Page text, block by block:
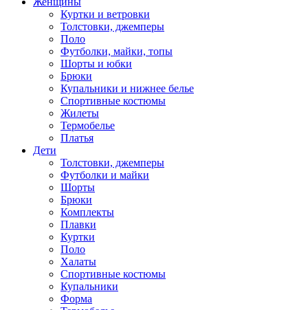
Куртки и ветровки
Толстовки, джемперы
Поло
Футболки, майки, топы
Шорты и юбки
Брюки
Купальники и нижнее белье
Спортивные костюмы
Жилеты
Термобелье
Платья
Дети
Толстовки, джемперы
Футболки и майки
Шорты
Брюки
Комплекты
Плавки
Куртки
Поло
Халаты
Спортивные костюмы
Купальники
Форма